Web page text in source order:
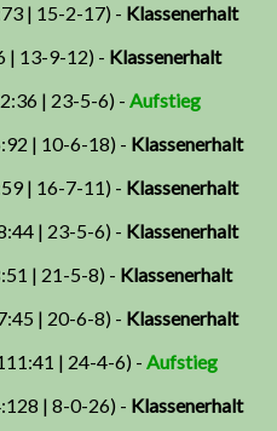
| 15-2-17) - Klassenerhalt
| 13-9-12) - Klassenerhalt
| 23-5-6) - Aufstieg
| 10-6-18) - Klassenerhalt
| 16-7-11) - Klassenerhalt
| 23-5-6) - Klassenerhalt
| 21-5-8) - Klassenerhalt
| 20-6-8) - Klassenerhalt
| 24-4-6) - Aufstieg
| 8-0-26) - Klassenerhalt